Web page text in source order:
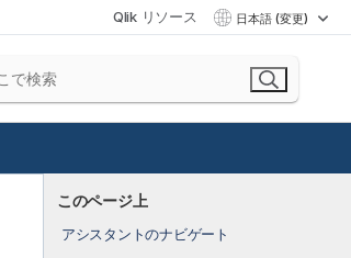
Qlik リソース 日本語 (変更)
このページ上
アシスタントのナビゲート